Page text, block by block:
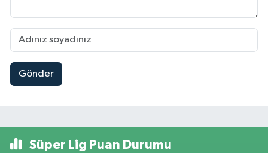
Gönder
Süper Lig Puan Durumu